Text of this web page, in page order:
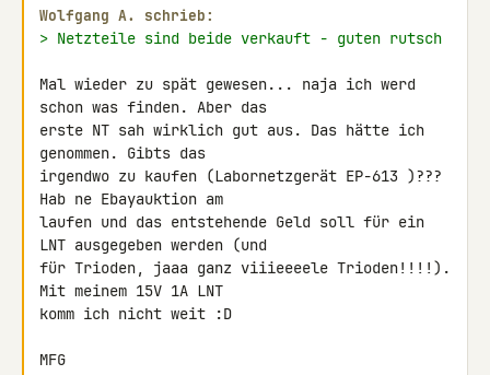
Wolfgang A. schrieb:
> Netzteile sind beide verkauft - guten rutsch
Mal wieder zu spät gewesen... naja ich werd
schon was finden. Aber das
erste NT sah wirklich gut aus. Das hätte ich
genommen. Gibts das
irgendwo zu kaufen (Labornetzgerät EP-613 )???
Hab ne Ebayauktion am
laufen und das entstehende Geld soll für ein
LNT ausgegeben werden (und
für Trioden, jaaa ganz viiieeeele Trioden!!!!).
Mit meinem 15V 1A LNT
komm ich nicht weit :D
MFG